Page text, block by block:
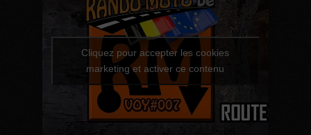
Cliquez pour accepter les cookies
marketing et activer ce contenu